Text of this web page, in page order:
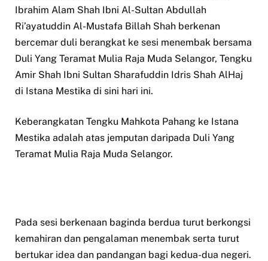
Ibrahim Alam Shah Ibni Al-Sultan Abdullah
Ri’ayatuddin Al-Mustafa Billah Shah berkenan
bercemar duli berangkat ke sesi menembak bersama
Duli Yang Teramat Mulia Raja Muda Selangor, Tengku
Amir Shah Ibni Sultan Sharafuddin Idris Shah AlHaj
di Istana Mestika di sini hari ini.
Keberangkatan Tengku Mahkota Pahang ke Istana
Mestika adalah atas jemputan daripada Duli Yang
Teramat Mulia Raja Muda Selangor.
Pada sesi berkenaan baginda berdua turut berkongsi
kemahiran dan pengalaman menembak serta turut
bertukar idea dan pandangan bagi kedua-dua negeri.